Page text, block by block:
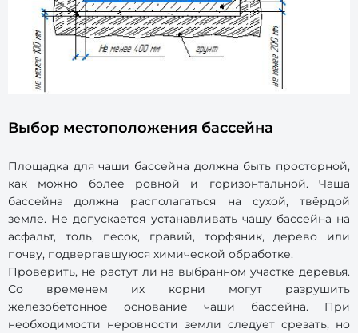
Выбор местоположения бассейна
Площадка для чаши бассейна должна быть просторной,
как можно более ровной и горизонтальной. Чаша
бассейна должна располагаться на сухой, твёрдой
земле. Не допускается устанавливать чашу бассейна на
асфальт, толь, песок, гравий, торфяник, дерево или
почву, подвергавшуюся химической обработке.
Проверить, не растут ли на выбранном участке деревья.
Со временем их корни могут разрушить
железобетонное основание чаши бассейна. При
необходимости неровности земли следует срезать, но